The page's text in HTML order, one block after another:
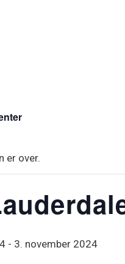
er over.
- 3. november 2024